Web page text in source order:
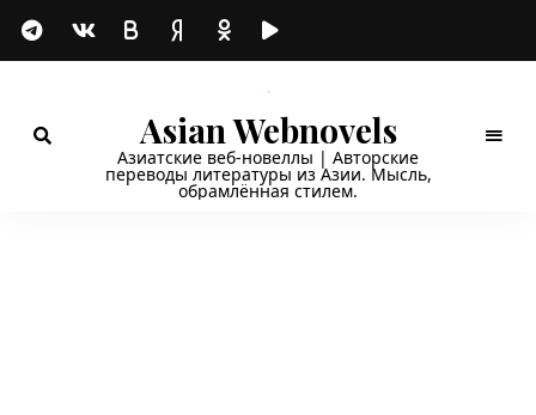
Asian Webnovels
Азиатские веб-новеллы | Авторские
переводы литературы из Азии. Мысль,
обрамлённая стилем.